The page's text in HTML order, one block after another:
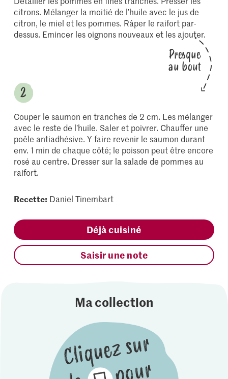
citrons. Mélanger la moitié de l’huile avec le jus de
citron, le miel et les pommes. Râper le raifort par-
dessus. Emincer les oignons nouveaux et les ajouter.
Presque
au bout
Couper le saumon en tranches de 2 cm. Les mélanger
avec le reste de l’huile. Saler et poivrer. Chauffer une
poêle antiadhésive. Y faire revenir le saumon durant
env. 1 min de chaque côté; le poisson peut être encore
rosé au centre. Dresser sur la salade de pommes au
raifort.
Recette: Daniel Tinembart
Déjà cuisiné
Saisir une note
Ma collection